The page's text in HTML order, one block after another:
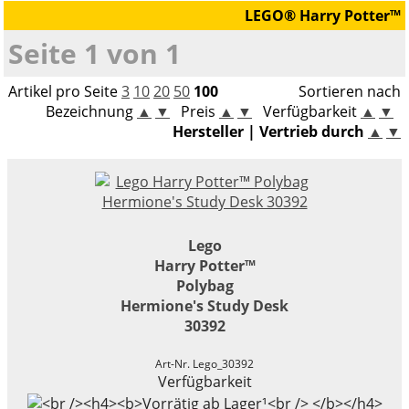
Bausätze
Viessmann CarMotion H0
Boote / Schiffe
Bausätze
Modellautozubehör
LEGO® Super Mario
LEGO® Marvel Super Heroes™
LEGO® NINJAGO
LEGO® Harry Potter™
LEGO® Star Wars™
LEGO® Harry Potter™
Seite 1 von 1
Artikel pro Seite3 1020 50 100
Sortieren nach
Bezeichnung ▲ ▼ Preis ▲ ▼ Verfügbarkeit ▲ ▼
Hersteller | Vertrieb durch ▲ ▼
Lego
Harry Potter™
Polybag
Hermione's Study Desk
30392
Art-Nr. Lego_30392
Verfügbarkeit